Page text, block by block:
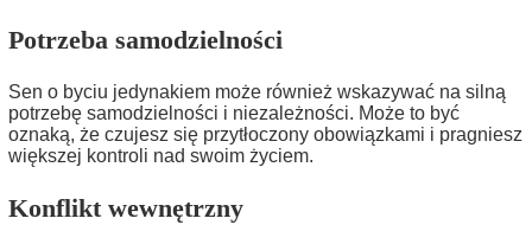
Potrzeba samodzielności
Sen o byciu jedynakiem może również wskazywać na silną
potrzebę samodzielności i niezależności. Może to być
oznaką, że czujesz się przytłoczony obowiązkami i pragniesz
większej kontroli nad swoim życiem.
Konflikt wewnętrzny